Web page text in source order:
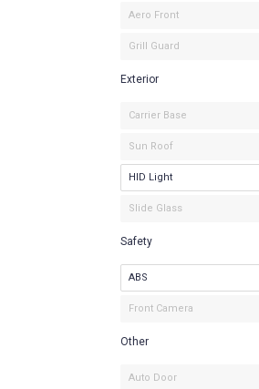
Aero Front
Grill Guard
Exterior
Carrier Base
Sun Roof
HID Light
Slide Glass
Safety
ABS
Front Camera
Other
Auto Door